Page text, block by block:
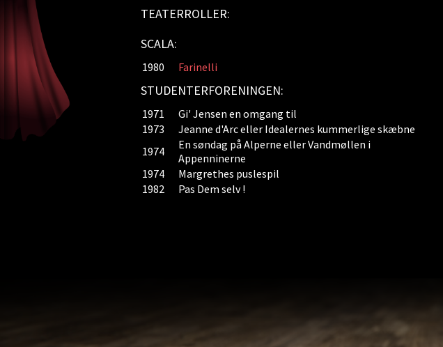
TEATERROLLER:
SCALA:
1980 Farinelli
STUDENTERFORENINGEN:
1971
Gi' Jensen en omgang til
1973
Jeanne d'Arc eller Idealernes kummerlige skæbne
1974
En søndag på Alperne eller Vandmøllen i
Appenninerne
1974
Margrethes puslespil
1982
Pas Dem selv !